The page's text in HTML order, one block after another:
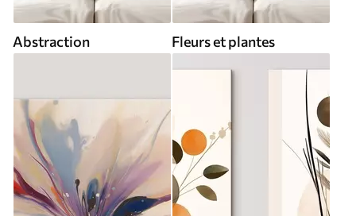
Abstraction Fleurs et plantes